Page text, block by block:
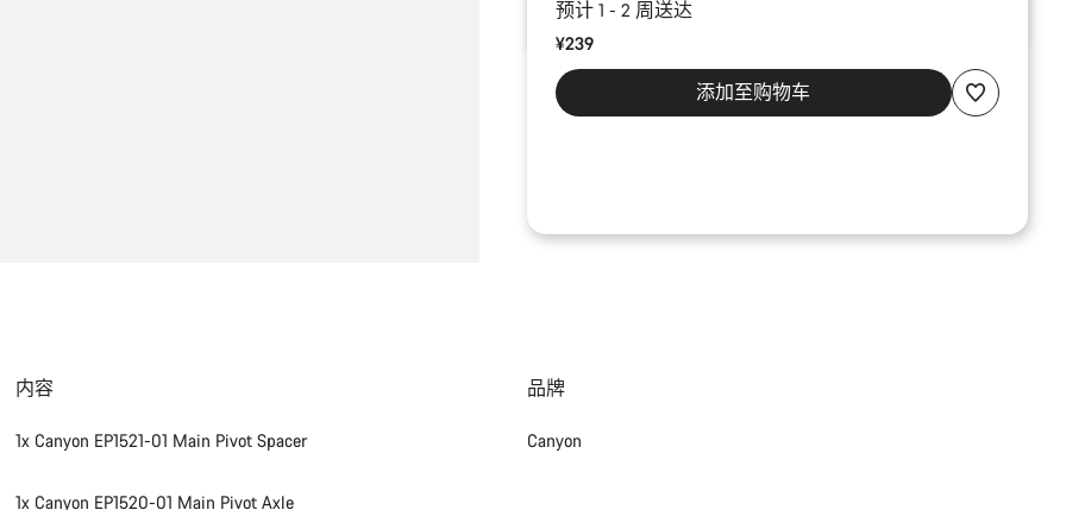
预计 1 - 2 周送达
¥239
添加至购物车
内容
1x Canyon EP1521-01 Main Pivot Spacer
1x Canyon EP1520-01 Main Pivot Axle
品牌
Canyon